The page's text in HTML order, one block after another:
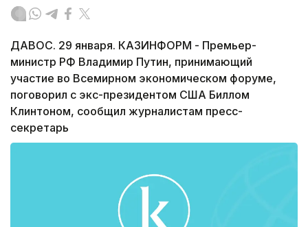
ДАВОС. 29 января. КАЗИНФОРМ - Премьер-
министр РФ Владимир Путин, принимающий
участие во Всемирном экономическом форуме,
поговорил с экс-президентом США Биллом
Клинтоном, сообщил журналистам пресс-
секретарь